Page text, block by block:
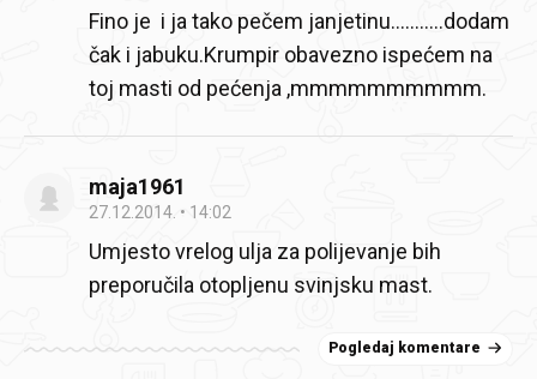
Fino je i ja tako pečem janjetinu...........dodam
čak i jabuku.Krumpir obavezno ispećem na
toj masti od pećenja ,mmmmmmmmmm.
maja1961
27.12.2014. 14:02
Umjesto vrelog ulja za polijevanje bih
preporučila otopljenu svinjsku mast.
Pogledaj komentare